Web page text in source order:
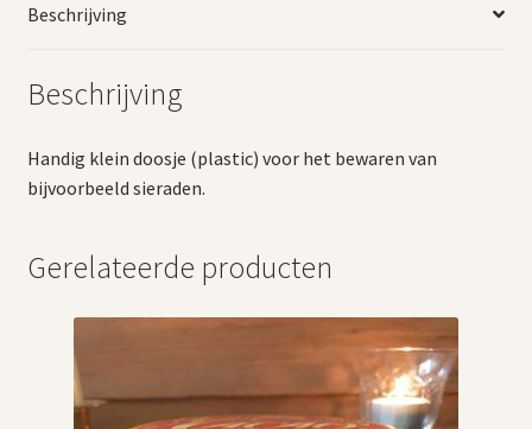
Beschrijving
Beschrijving
Handig klein doosje (plastic) voor het bewaren van
bijvoorbeeld sieraden.
Gerelateerde producten